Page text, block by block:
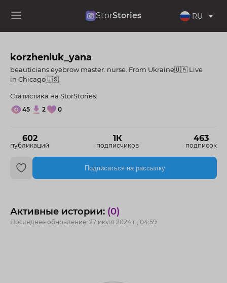
StorStories RU
korzheniuk_yana
602
публикаций
1К
подписчиков
463
подписок
beauticians.eyebrow master. nurse. From Ukraine🇺🇦 Live
in Chicago🇺🇸
Статистика на StorStories:
45 2 0
Подписаться на рассылку
Активные истории: (0)
Последнее обновление: 27 июля 2024 г., 04:59